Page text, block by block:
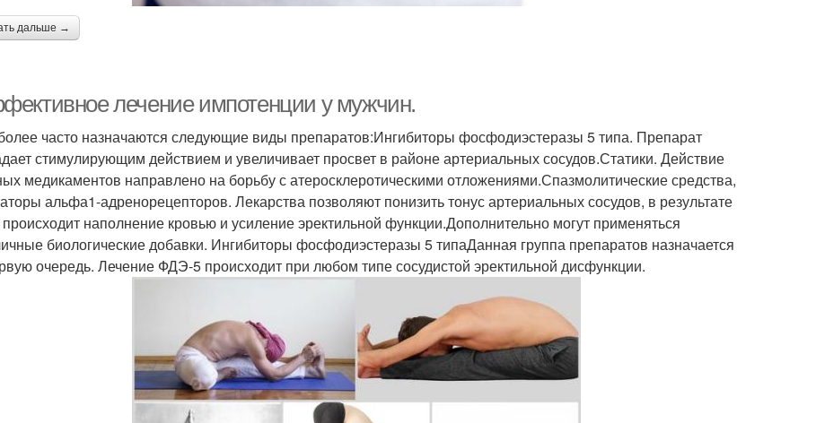
дальше →
лечение импотенции у мужчин.
часто назначаются следующие виды препаратов:Ингибиторы фосфодиэстеразы 5 типа. Препарат
стимулирующим действием и увеличивает просвет в районе артериальных сосудов.Статики. Действие
медикаментов направлено на борьбу с атеросклеротическими отложениями.Спазмолитические средства,
альфа1-адренорецепторов. Лекарства позволяют понизить тонус артериальных сосудов, в результате
происходит наполнение кровью и усиление эректильной функции.Дополнительно могут применяться
биологические добавки. Ингибиторы фосфодиэстеразы 5 типаДанная группа препаратов назначается
очередь. Лечение ФДЭ-5 происходит при любом типе сосудистой эректильной дисфункции.